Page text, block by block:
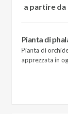
a partire da
Pianta di
Pianta di
apprezzata in